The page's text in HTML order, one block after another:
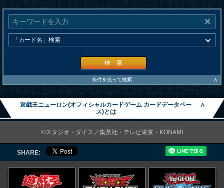
検 索
条件を絞って検索 ∧
遊戯王ニューロン(オフィシャルカードゲーム カードデータベー
ス)とは
∧
©スタジオ・ダイス／集英社・テレビ東京・KONAMI
SHARE: